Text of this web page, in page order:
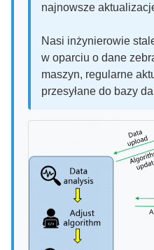
najnowsze
Nasi inżynierowie
w oparciu o dane
maszyn, regularne
przesyłane do bazy